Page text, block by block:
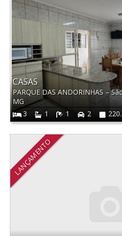
CASAS
PARQUE DAS ANDORINHAS –
MG
3
1 1 2
LANÇAMENTO